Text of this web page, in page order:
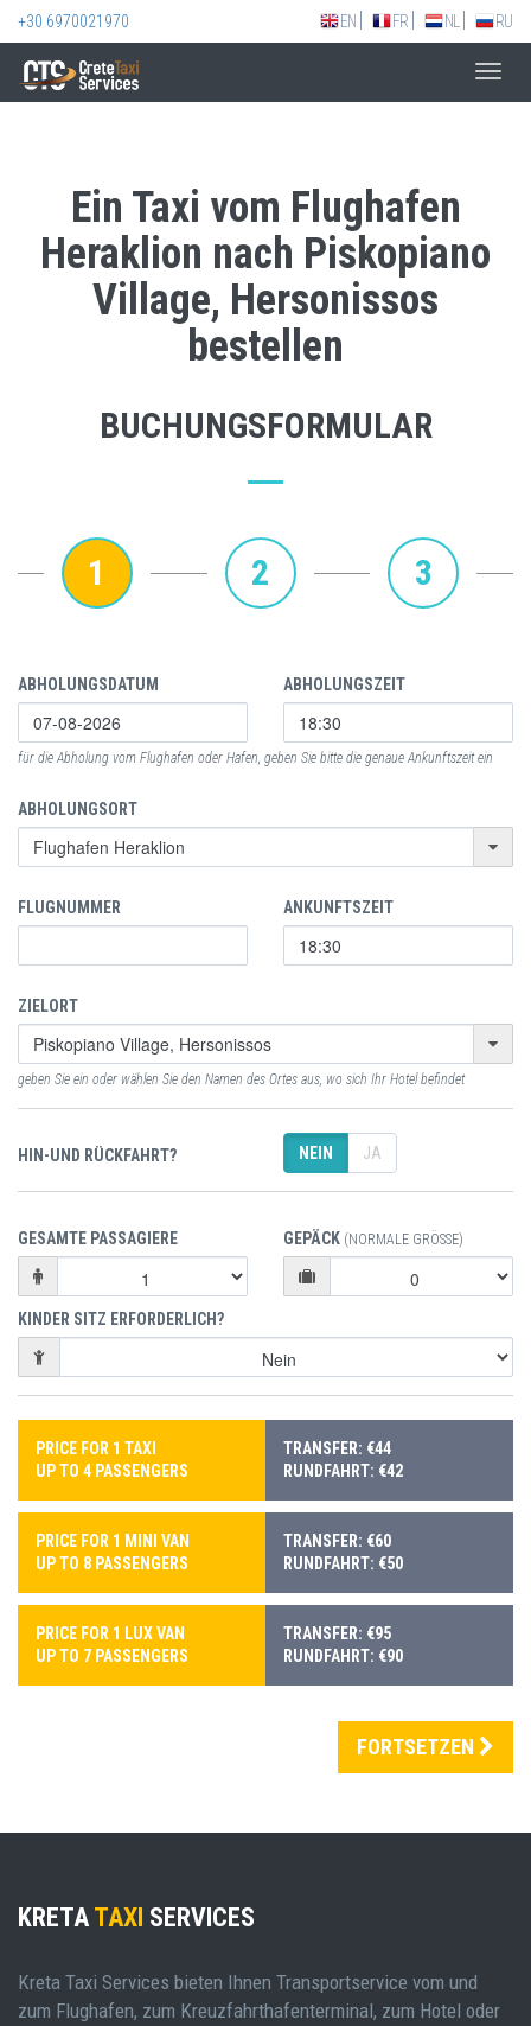
+30 6970021970 EN FR NL RU
Ein Taxi vom Flughafen
Heraklion nach Piskopiano
Village, Hersonissos
bestellen
BUCHUNGSFORMULAR
1 2 3
ABHOLUNGSDATUM ABHOLUNGSZEIT
für die Abholung vom Flughafen oder Hafen, geben Sie bitte die genaue Ankunftszeit ein
ABHOLUNGSORT
FLUGNUMMER ANKUNFTSZEIT
ZIELORT
geben Sie ein oder wählen Sie den Namen des Ortes aus, wo sich Ihr Hotel befindet
HIN-UND RÜCKFAHRT? NEIN JA
GESAMTE PASSAGIERE GEPÄCK (NORMALE GRÖSSE)
KINDER SITZ ERFORDERLICH?
PRICE FOR 1 TAXI
UP TO 4 PASSENGERS
TRANSFER: €44
RUNDFAHRT: €42
PRICE FOR 1 MINI VAN
UP TO 8 PASSENGERS
TRANSFER: €60
RUNDFAHRT: €50
PRICE FOR 1 LUX VAN
UP TO 7 PASSENGERS
TRANSFER: €95
RUNDFAHRT: €90
FORTSETZEN
KRETA TAXI SERVICES
Kreta Taxi Services bieten Ihnen Transportservice vom und
zum Flughafen, zum Kreuzfahrthafenterminal, zum Hotel oder